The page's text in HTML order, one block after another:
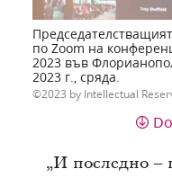
по Zoom на
2023 във
2023 г., сряда.
2023 by Intellectual
„И последно –